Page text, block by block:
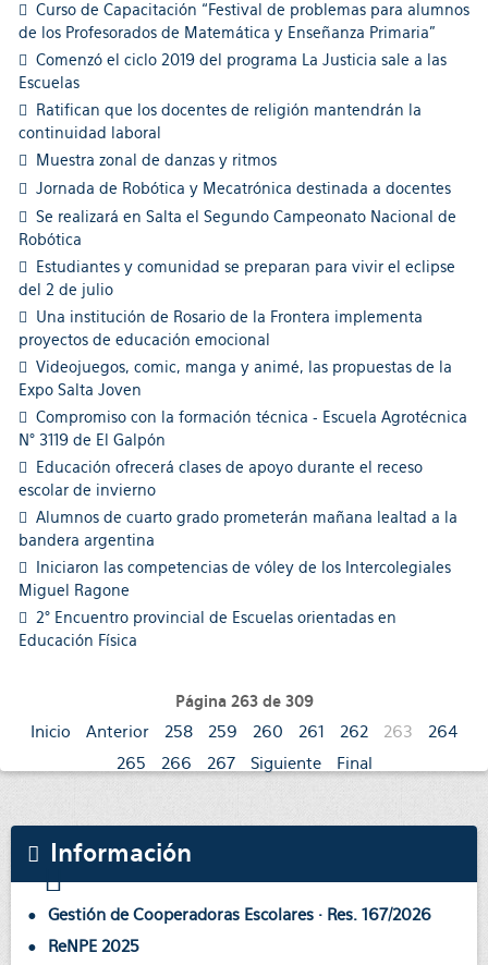
Curso de Capacitación “Festival de problemas para alumnos
de los Profesorados de Matemática y Enseñanza Primaria”
Comenzó el ciclo 2019 del programa La Justicia sale a las
Escuelas
Ratifican que los docentes de religión mantendrán la
continuidad laboral
Muestra zonal de danzas y ritmos
Jornada de Robótica y Mecatrónica destinada a docentes
Se realizará en Salta el Segundo Campeonato Nacional de
Robótica
Estudiantes y comunidad se preparan para vivir el eclipse
del 2 de julio
Una institución de Rosario de la Frontera implementa
proyectos de educación emocional
Videojuegos, comic, manga y animé, las propuestas de la
Expo Salta Joven
Compromiso con la formación técnica - Escuela Agrotécnica
N° 3119 de El Galpón
Educación ofrecerá clases de apoyo durante el receso
escolar de invierno
Alumnos de cuarto grado prometerán mañana lealtad a la
bandera argentina
Iniciaron las competencias de vóley de los Intercolegiales
Miguel Ragone
2° Encuentro provincial de Escuelas orientadas en
Educación Física
Página 263 de 309
Inicio Anterior 258 259 260 261 262 263
264
265
266 267 Siguiente Final
Información
Gestión de Cooperadoras Escolares · Res. 167/2026
ReNPE 2025